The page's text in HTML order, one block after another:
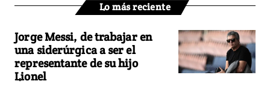
Lo más reciente
Jorge Messi, de trabajar en
una siderúrgica a ser el
representante de su hijo
Lionel